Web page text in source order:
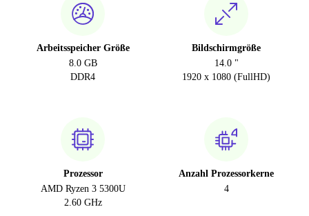
Arbeitsspeicher Größe
8.0 GB
DDR4
Bildschirmgröße
14.0 "
1920 x 1080 (FullHD)
Prozessor
AMD Ryzen 3 5300U
2.60 GHz
Anzahl Prozessorkerne
4